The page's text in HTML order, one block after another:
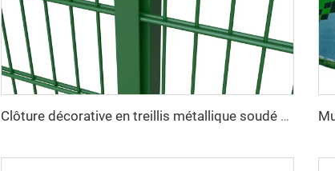
Clôture décorative en treillis métallique soudé haute sécurité, revêtement en vinyle vert, double fil 868, maille 2D pour jardin